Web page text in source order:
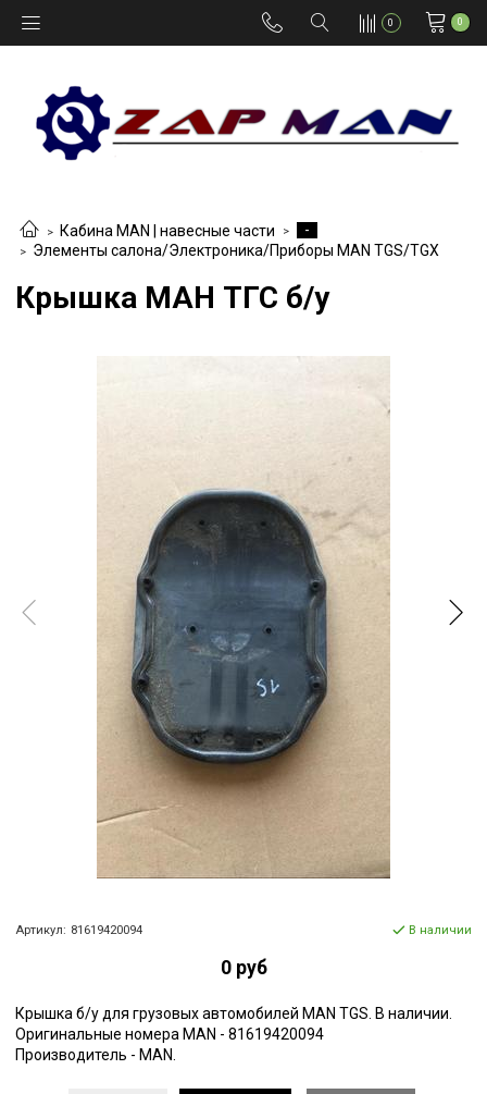
0 0
Кабина MAN | навесные части
-
Элементы салона/Электроника/Приборы MAN TGS/TGX
Крышка МАН ТГС б/у
Артикул: 81619420094 В наличии
0 руб
Крышка б/у для грузовых автомобилей MAN TGS. В наличии.
Оригинальные номера MAN - 81619420094
Производитель - MAN.